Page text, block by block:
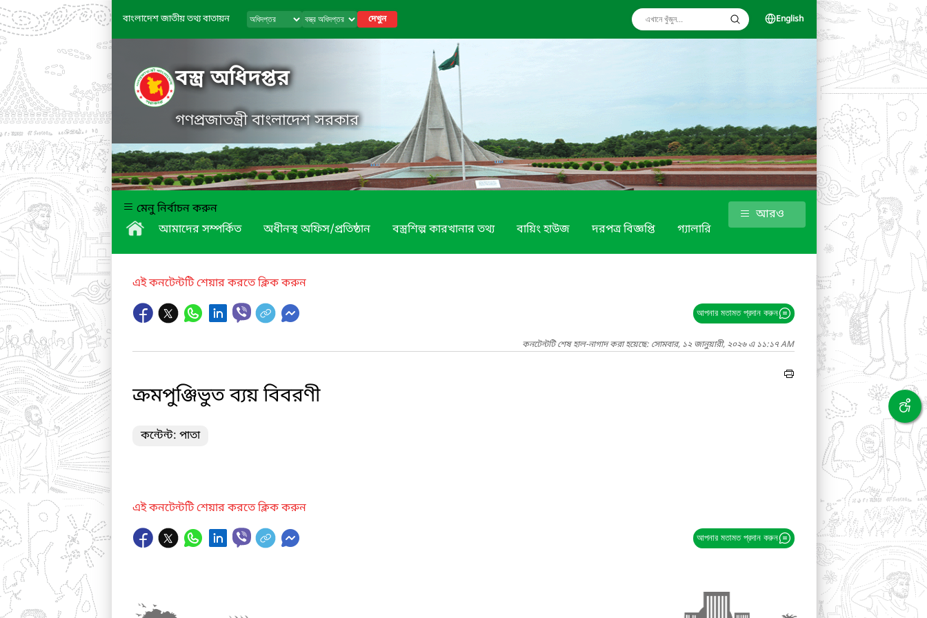
বাংলাদেশ জাতীয় তথ্য বাতায়ন দেখুন English
বস্ত্র অধিদপ্তর
গণপ্রজাতন্ত্রী বাংলাদেশ সরকার
মেনু নির্বাচন করুন
আমাদের সম্পর্কিত
অধীনস্থ অফিস/প্রতিষ্ঠান বস্ত্রশিল্প কারখানার তথ্য বায়িং হাউজ দরপত্র বিজ্ঞপ্তি গ্যালারি
আরও
এই কনটেন্টটি শেয়ার করতে ক্লিক করুন
আপনার মতামত প্রদান করুন
কনটেন্টটি শেষ হাল-নাগাদ করা হয়েছে: সোমবার, ১২ জানুয়ারী, ২০২৬ এ ১১:১৭ AM
ক্রমপুঞ্জিভুত ব্যয় বিবরণী
কন্টেন্ট: পাতা
এই কনটেন্টটি শেয়ার করতে ক্লিক করুন
আপনার মতামত প্রদান করুন